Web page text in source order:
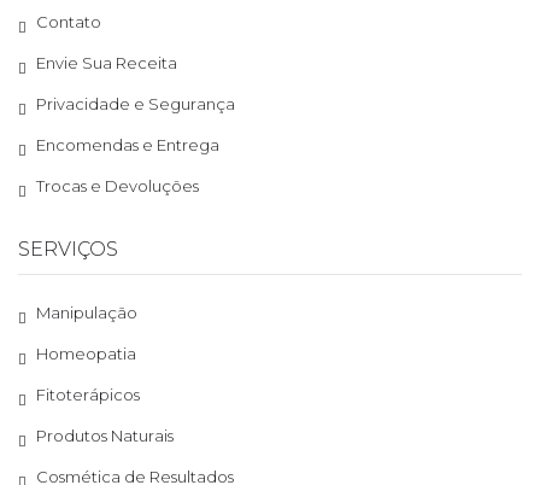
Contato
Envie Sua Receita
Privacidade e Segurança
Encomendas e Entrega
Trocas e Devoluções
SERVIÇOS
Manipulação
Homeopatia
Fitoterápicos
Produtos Naturais
Cosmética de Resultados